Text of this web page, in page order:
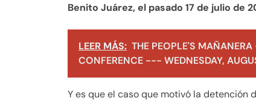
Benito Juárez, el pasado 17 de julio de
LEER MÁS: THE PEOPLE'S
CONFERENCE --- WEDNESDAY,
Y es que el caso que motivó la detención